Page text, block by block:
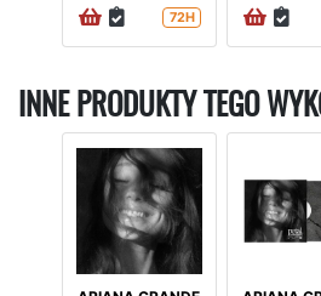
72H
INNE PRODUKTY TEGO